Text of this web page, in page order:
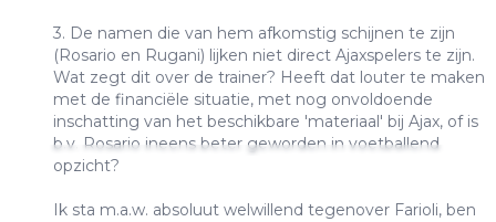
3. De namen die van hem afkomstig schijnen te zijn
(Rosario en Rugani) lijken niet direct Ajaxspelers te zijn.
Wat zegt dit over de trainer? Heeft dat louter te maken
met de financiële situatie, met nog onvoldoende
inschatting van het beschikbare 'materiaal' bij Ajax, of is
b.v. Rosario ineens beter geworden in voetballend
opzicht?
Ik sta m.a.w. absoluut welwillend tegenover Farioli, ben